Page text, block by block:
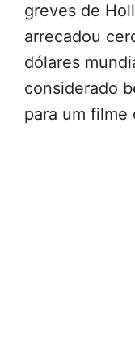
greves de
arrecadou
dólares
considerado
para um filme